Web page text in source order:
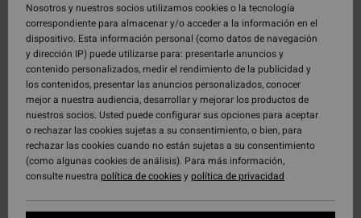
Nosotros y nuestros socios utilizamos cookies o la tecnología
correspondiente para almacenar y/o acceder a la información en el
dispositivo. Esta información personal (como datos de navegación
y dirección IP) puede utilizarse para: presentarle anuncios y
contenido personalizados, medir el rendimiento de la publicidad y
los contenidos, presentar las anuncios personalizados, conocer
mejor a nuestra audiencia, desarrollar y mejorar los productos de
nuestros socios. Usted puede configurar sus opciones para aceptar
o rechazar las cookies sujetas a su consentimiento, o bien, para
rechazar las cookies cuando no están sujetas a su consentimiento
(como algunas cookies de análisis). Para más información,
consulte nuestra política de cookiesypolítica de privacidad